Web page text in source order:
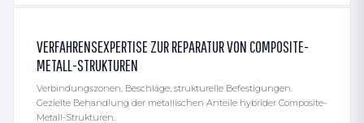
VERFAHRENSEXPERTISE ZUR REPARATUR VON COMPOSITE-
METALL-STRUKTUREN
Verbindungszonen, Beschläge, strukturelle Befestigungen.
Gezielte Behandlung der metallischen Anteile hybrider Composite-
Metall-Strukturen.